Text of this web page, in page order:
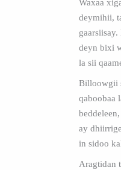
Waxaa
deymihii,
deyn bixi
la sii
Billoowgii
qaboobaa
ay
in sidoo
Aragtidan